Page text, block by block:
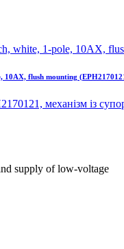
10AX, flush mounting
механізм із
supply of low-voltage